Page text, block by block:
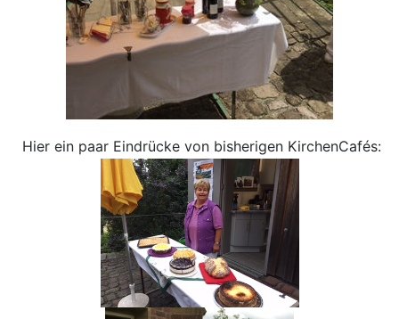
Hier ein paar Eindrücke von bisherigen KirchenCafés: